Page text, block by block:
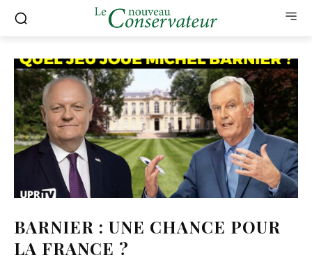
BARNIER : UNE CHANCE POUR
LA FRANCE ?